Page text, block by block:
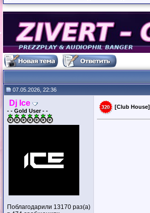
07.05.2026, 22:36
Dj Ice
- - Gold User - -
Поблагодарили 13170 раз(а)
[Club